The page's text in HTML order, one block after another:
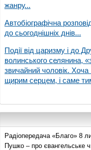
жанру...
Автобіографічна
до сьогоднішніх днів...
Події від царизму і до
волинського селянина,
звичайний чоловік. Хоча
щирим серцем, і саме
Радіопередача «Благо» 8
Пушко – про євангельське